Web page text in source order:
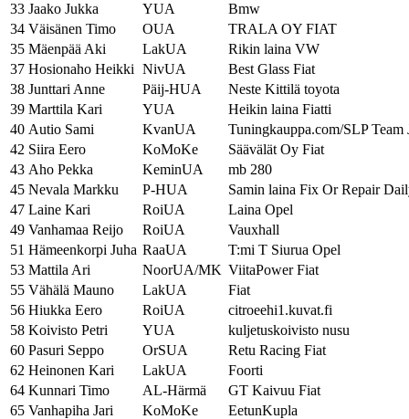
33 Jaako Jukka YUA
Bmw
34 Väisänen Timo OUA
TRALA OY FIAT
35 Mäenpää Aki LakUA
Rikin laina VW
37 Hosionaho Heikki NivUA
Best Glass Fiat
38 Junttari Anne Päij-HUA
Neste Kittilä toyota
39 Marttila Kari YUA
Heikin laina Fiatti
40 Autio Sami KvanUA
Tuningkauppa.com/SLP Team
42 Siira Eero KoMoKe
Säävälät Oy Fiat
43 Aho Pekka KeminUA
mb 280
45 Nevala Markku P-HUA
Samin laina Fix Or Repair
47 Laine Kari RoiUA
Laina Opel
49 Vanhamaa Reijo RoiUA
Vauxhall
51 Hämeenkorpi Juha RaaUA
T:mi T Siurua Opel
53 Mattila Ari NoorUA/MK ViitaPower Fiat
55 Vähälä Mauno LakUA
Fiat
56 Hiukka Eero RoiUA
citroeehi1.kuvat.fi
58 Koivisto Petri YUA
kuljetuskoivisto nusu
60 Pasuri Seppo OrSUA
Retu Racing Fiat
62 Heinonen Kari LakUA
Foorti
64 Kunnari Timo AL-Härmä
GT Kaivuu Fiat
65 Vanhapiha Jari KoMoKe
EetunKupla